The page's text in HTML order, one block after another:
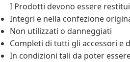
I Prodotti devono essere
Integri e nella confezione
Non utilizzati o danneggiati
Completi di tutti gli accessori e
In condizioni tali da poter